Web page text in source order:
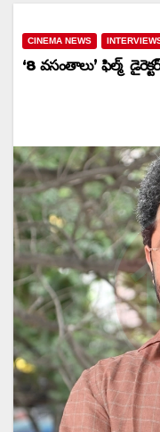
CINEMA NEWS
‘8 వసంతాలు’ ఫిల్మ్